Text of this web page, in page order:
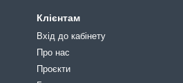
Клієнтам
Вхід до кабінету
Про нас
Проєкти